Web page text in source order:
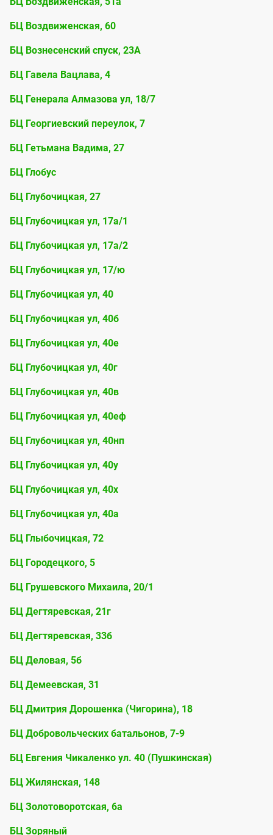
БЦ Воздвиженская, 60
БЦ Вознесенский спуск, 23А
БЦ Гавела Вацлава, 4
БЦ Генерала Алмазова ул, 18/7
БЦ Георгиевский переулок, 7
БЦ Гетьмана Вадима, 27
БЦ Глобус
БЦ Глубочицкая, 27
БЦ Глубочицкая ул, 17а/1
БЦ Глубочицкая ул, 17а/2
БЦ Глубочицкая ул, 17/ю
БЦ Глубочицкая ул, 40
БЦ Глубочицкая ул, 40б
БЦ Глубочицкая ул, 40е
БЦ Глубочицкая ул, 40г
БЦ Глубочицкая ул, 40в
БЦ Глубочицкая ул, 40еф
БЦ Глубочицкая ул, 40нп
БЦ Глубочицкая ул, 40у
БЦ Глубочицкая ул, 40х
БЦ Глубочицкая ул, 40а
БЦ Глыбочицкая, 72
БЦ Городецкого, 5
БЦ Грушевского Михаила, 20/1
БЦ Дегтяревская, 21г
БЦ Дегтяревская, 33б
БЦ Деловая, 5б
БЦ Демеевская, 31
БЦ Дмитрия Дорошенка (Чигорина), 18
БЦ Добровольческих батальонов, 7-9
БЦ Евгения Чикаленко ул. 40 (Пушкинская)
БЦ Жилянская, 148
БЦ Золотоворотская, 6а
БЦ Зоряный